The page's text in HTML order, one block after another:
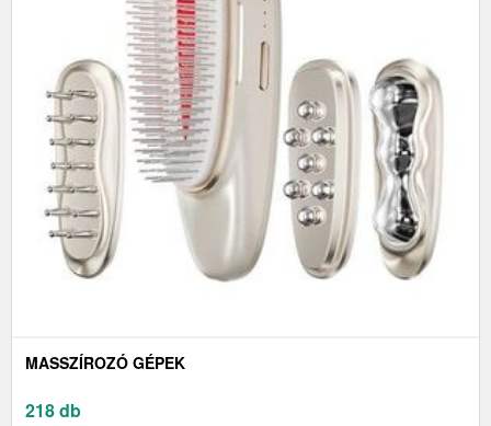
MASSZÍROZÓ GÉPEK
218 db